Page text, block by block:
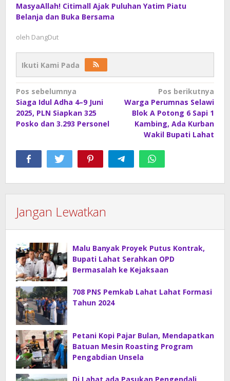
MasyaAllah! Citimall Ajak Puluhan Yatim Piatu
Belanja dan Buka Bersama
oleh DangDut
Ikuti Kami Pada
Navigasi
pos
Pos sebelumnya
Siaga Idul Adha 4–9 Juni
2025, PLN Siapkan 325
Posko dan 3.293 Personel
Pos berikutnya
Warga Perumnas Selawi
Blok A Potong 6 Sapi 1
Kambing, Ada Kurban
Wakil Bupati Lahat
Jangan Lewatkan
Malu Banyak Proyek Putus Kontrak,
Bupati Lahat Serahkan OPD
Bermasalah ke Kejaksaan
708 PNS Pemkab Lahat Lahat Formasi
Tahun 2024
Petani Kopi Pajar Bulan, Mendapatkan
Batuan Mesin Roasting Program
Pengabdian Unsela
Di Lahat ada Pasukan Pengendali